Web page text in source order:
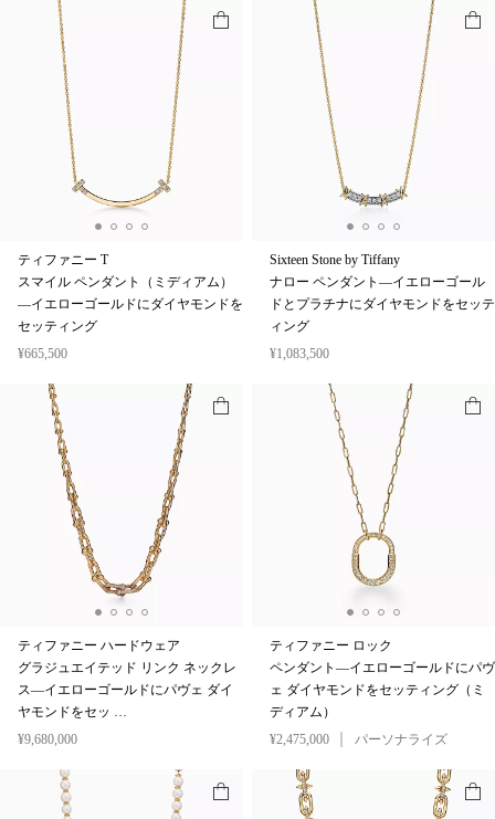
ティファニー T
スマイル ペンダント（ミディアム）
—イエローゴールドにダイヤモンドを
セッティング
¥665,500
Sixteen Stone by Tiffany
ナロー ペンダント—イエローゴール
ドとプラチナにダイヤモンドをセッテ
ィング
¥1,083,500
ティファニー ハードウェア
グラジュエイテッド リンク ネックレ
ス—イエローゴールドにパヴェ ダイ
ヤモンドをセッ …
¥9,680,000
ティファニー ロック
ペンダント—イエローゴールドにパヴ
ェ ダイヤモンドをセッティング（ミ
ディアム）
¥2,475,000
パーソナライズ